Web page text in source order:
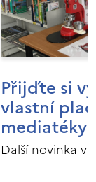
Přijďte si
vlastní
mediatéky
Další novinka v